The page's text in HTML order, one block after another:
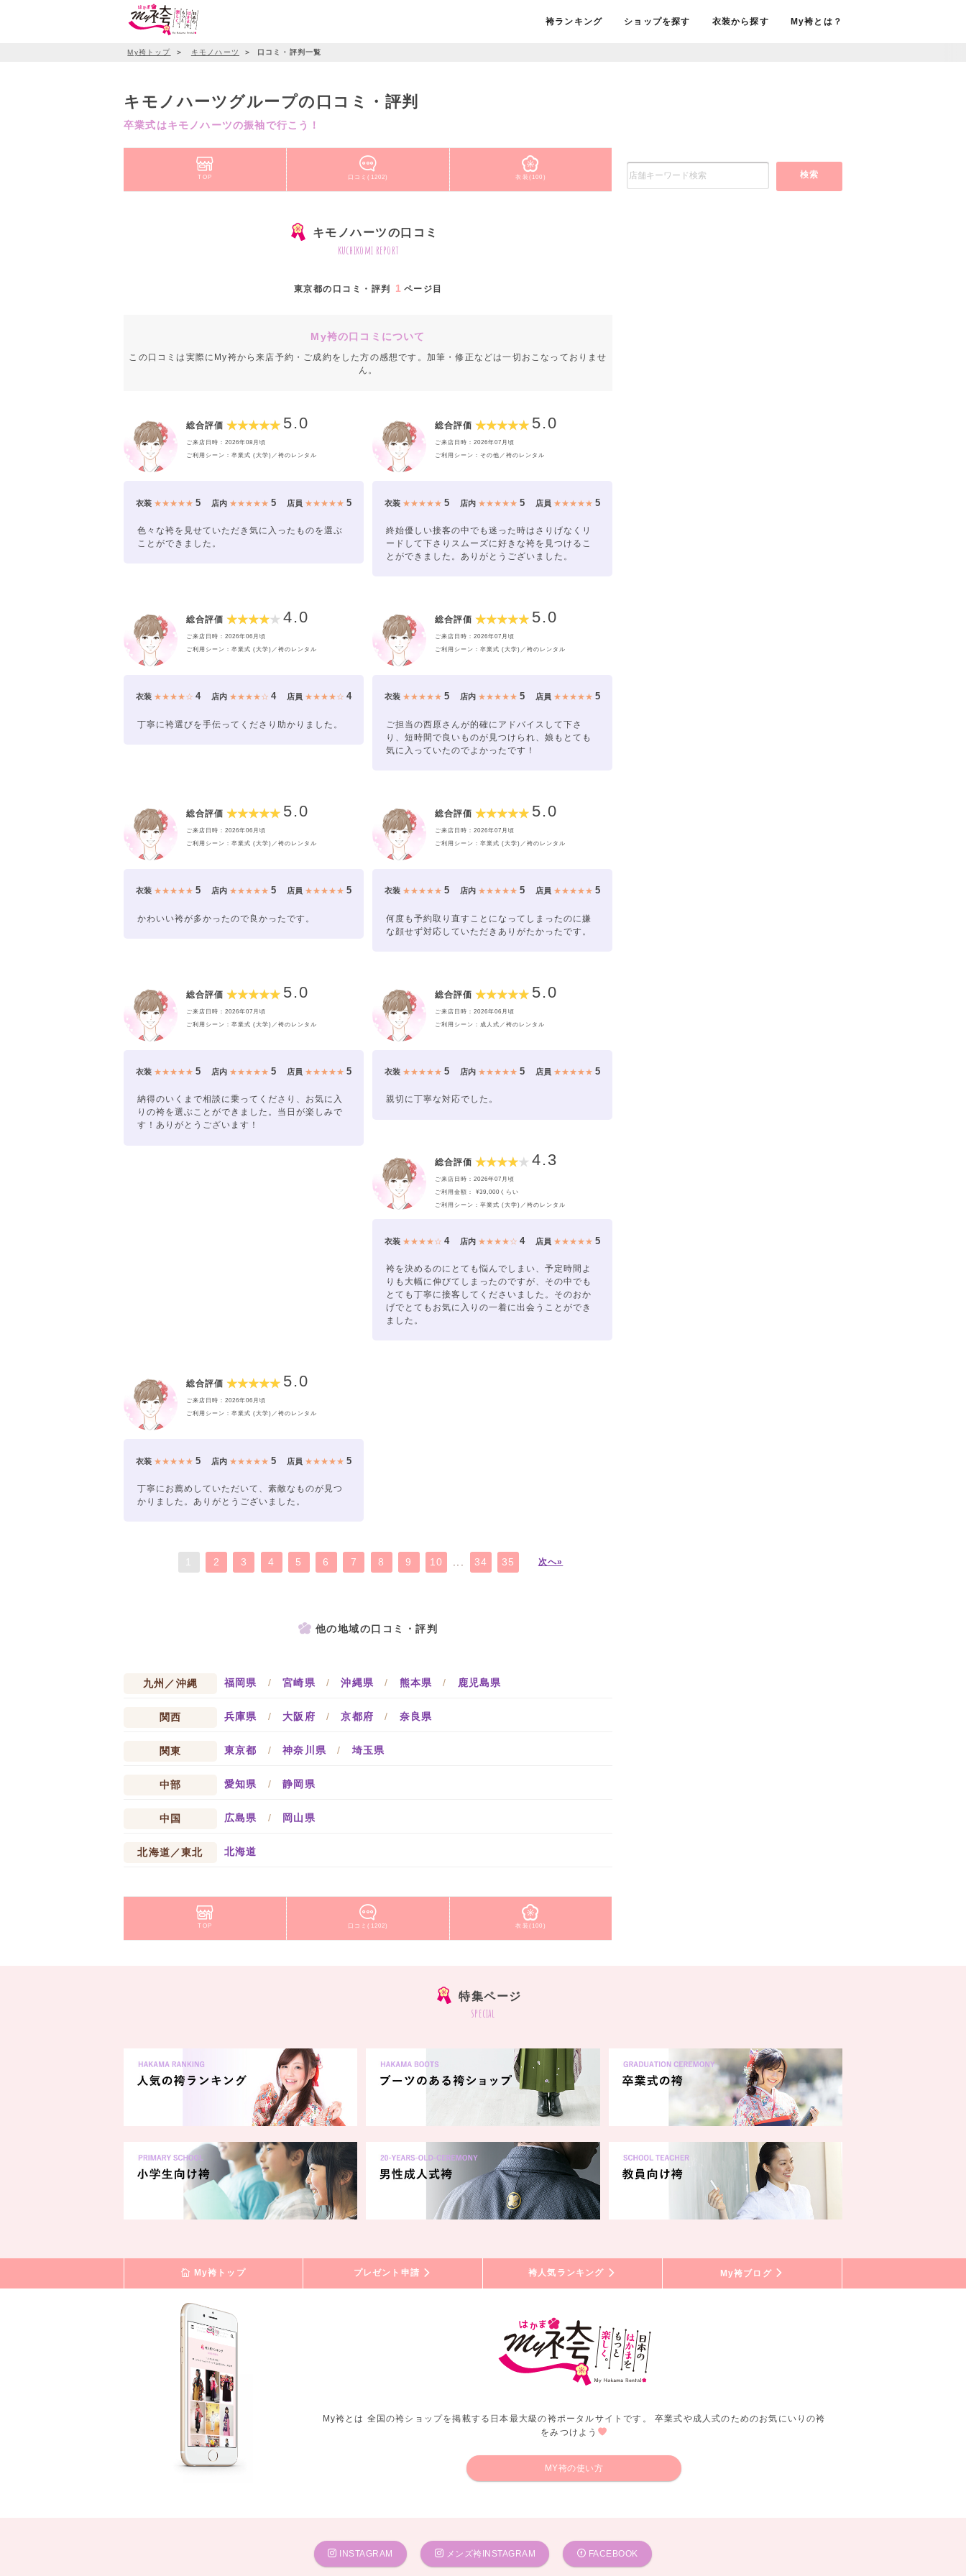
袴ランキング ショップを探す 衣装から探す My袴とは？
My袴トップ ＞ キモノハーツ ＞ 口コミ・評判一覧
キモノハーツグループの口コミ・評判
卒業式はキモノハーツの振袖で行こう！
TOP 口コミ(1202) 衣装(100)
キモノハーツの口コミ
kuchikomi report
東京都の口コミ・評判 1 ページ目
My袴の口コミについて
この口コミは実際にMy袴から来店予約・ご成約をした方の感想です。加筆・修正などは一切おこなっておりませ
ん。
総合評価 5.0
ご来店日時：2026年08月頃
ご利用シーン：卒業式 (大学)／袴のレンタル
衣装 ★★★★★5 店内 ★★★★★ 5 店員 ★★★★★ 5
色々な袴を見せていただき気に入ったものを選ぶ
ことができました。
総合評価 5.0
ご来店日時：2026年07月頃
ご利用シーン：その他／袴のレンタル
衣装 ★★★★★5 店内 ★★★★★ 5 店員 ★★★★★ 5
終始優しい接客の中でも迷った時はさりげなくリ
ードして下さりスムーズに好きな袴を見つけるこ
とができました。ありがとうございました。
総合評価 4.0
ご来店日時：2026年06月頃
ご利用シーン：卒業式 (大学)／袴のレンタル
衣装 ★★★★☆4 店内 ★★★★☆ 4 店員 ★★★★☆ 4
丁寧に袴選びを手伝ってくださり助かりました。
総合評価 5.0
ご来店日時：2026年07月頃
ご利用シーン：卒業式 (大学)／袴のレンタル
衣装 ★★★★★5 店内 ★★★★★ 5 店員 ★★★★★ 5
ご担当の西原さんが的確にアドバイスして下さ
り、短時間で良いものが見つけられ、娘もとても
気に入っていたのでよかったです！
総合評価 5.0
ご来店日時：2026年06月頃
ご利用シーン：卒業式 (大学)／袴のレンタル
衣装 ★★★★★5 店内 ★★★★★ 5 店員 ★★★★★ 5
かわいい袴が多かったので良かったです。
総合評価 5.0
ご来店日時：2026年07月頃
ご利用シーン：卒業式 (大学)／袴のレンタル
衣装 ★★★★★5 店内 ★★★★★ 5 店員 ★★★★★ 5
何度も予約取り直すことになってしまったのに嫌
な顔せず対応していただきありがたかったです。
総合評価 5.0
ご来店日時：2026年07月頃
ご利用シーン：卒業式 (大学)／袴のレンタル
衣装 ★★★★★5 店内 ★★★★★ 5 店員 ★★★★★ 5
納得のいくまで相談に乗ってくださり、お気に入
りの袴を選ぶことができました。当日が楽しみで
す！ありがとうございます！
総合評価 5.0
ご来店日時：2026年06月頃
ご利用シーン：成人式／袴のレンタル
衣装 ★★★★★5 店内 ★★★★★ 5 店員 ★★★★★ 5
親切に丁寧な対応でした。
総合評価 4.3
ご来店日時：2026年07月頃
ご利用金額： ¥39,000くらい
ご利用シーン：卒業式 (大学)／袴のレンタル
衣装 ★★★★☆4 店内 ★★★★☆ 4 店員 ★★★★★ 5
袴を決めるのにとても悩んでしまい、予定時間よ
りも大幅に伸びてしまったのですが、その中でも
とても丁寧に接客してくださいました。そのおか
げでとてもお気に入りの一着に出会うことができ
ました。
総合評価 5.0
ご来店日時：2026年06月頃
ご利用シーン：卒業式 (大学)／袴のレンタル
衣装 ★★★★★5 店内 ★★★★★ 5 店員 ★★★★★ 5
丁寧にお薦めしていただいて、素敵なものが見つ
かりました。ありがとうございました。
2 3 4 5 6 7 8 9 10 34 35 次へ»
他の地域の口コミ・評判
九州／沖縄 福岡県 / 宮崎県 / 沖縄県 / 熊本県 / 鹿児島県
関西 兵庫県 / 大阪府 / 京都府 / 奈良県
関東 東京都 / 神奈川県 / 埼玉県
中部 愛知県 / 静岡県
中国 広島県 / 岡山県
北海道／東北 北海道
TOP 口コミ(1202) 衣装(100)
検索
特集ページ
special
My袴トップ プレゼント申請 袴人気ランキング My袴ブログ
My袴とは 全国の袴ショップを掲載する日本最大級の袴ポータルサイトです。 卒業式や成人式のためのお気にいりの袴
をみつけよう
MY袴の使い方
INSTAGRAM メンズ袴INSTAGRAM FACEBOOK